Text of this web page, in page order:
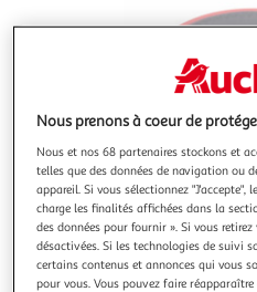
Nous prenons à coeur de
Nous et nos 68 partenaires stockons et
telles que des données de navigation ou
appareil. Si vous sélectionnez
charge les finalités affichées dans la
des données pour fournir ». Si vous
désactivées. Si les technologies de suivi
certains contenus et annonces qui vous
pour vous. Vous pouvez faire